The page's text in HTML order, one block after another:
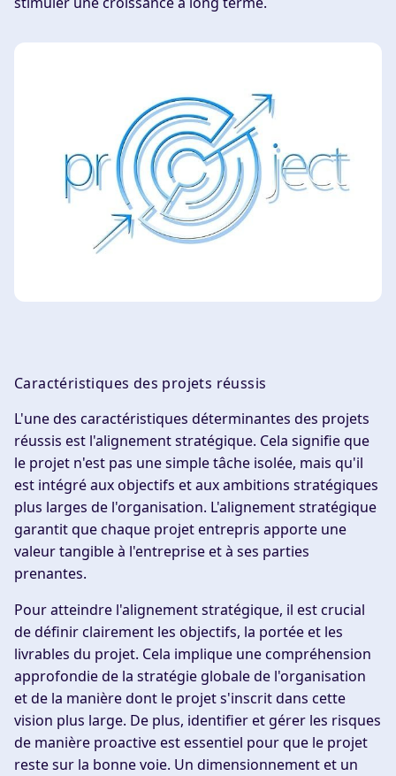
Caractéristiques des projets réussis
L'une des caractéristiques déterminantes des projets
réussis est l'alignement stratégique. Cela signifie que
le projet n'est pas une simple tâche isolée, mais qu'il
est intégré aux objectifs et aux ambitions stratégiques
plus larges de l'organisation. L'alignement stratégique
garantit que chaque projet entrepris apporte une
valeur tangible à l'entreprise et à ses parties
prenantes.
Pour atteindre l'alignement stratégique, il est crucial
de définir clairement les objectifs, la portée et les
livrables du projet. Cela implique une compréhension
approfondie de la stratégie globale de l'organisation
et de la manière dont le projet s'inscrit dans cette
vision plus large. De plus, identifier et gérer les risques
de manière proactive est essentiel pour que le projet
reste sur la bonne voie. Un dimensionnement et un